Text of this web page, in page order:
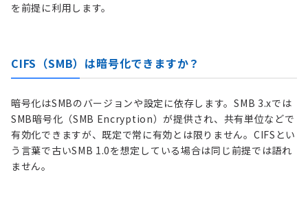
を前提に利用します。
CIFS（SMB）は暗号化できますか？
暗号化はSMBのバージョンや設定に依存します。SMB 3.xでは
SMB暗号化（SMB Encryption）が提供され、共有単位などで
有効化できますが、既定で常に有効とは限りません。CIFSとい
う言葉で古いSMB 1.0を想定している場合は同じ前提では語れ
ません。